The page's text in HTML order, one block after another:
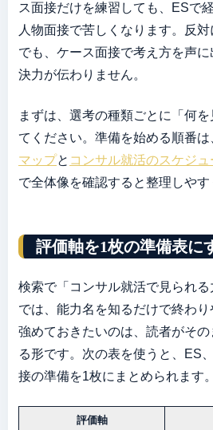
ス面接だけを練習しても、ESで
人物面接で苦しくなります。反
でも、ケース面接で考え方を声
決力が伝わりません。
まずは、選考の種類ごとに「何
てください。準備を始める順番は
マップと コンサル就活のスケジ
で全体像を確認すると整理しやす
評価軸を1枚の準備表に
検索で「コンサル就活で見られ
では、能力名を知るだけで終わ
強めておきたいのは、読者がそ
る形です。次の表を使うと、ES
接の準備を1枚にまとめられます。
評価軸